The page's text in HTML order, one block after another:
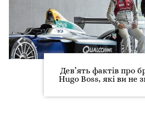
Дев’ять фактів про
Hugo Boss, які ви не